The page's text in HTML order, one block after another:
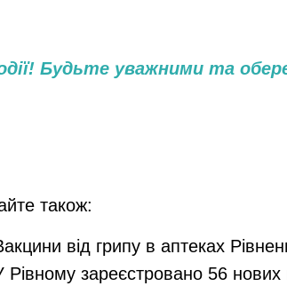
Будьте уважними та
також:
від грипу в аптеках
Рівному зареєстровано 56